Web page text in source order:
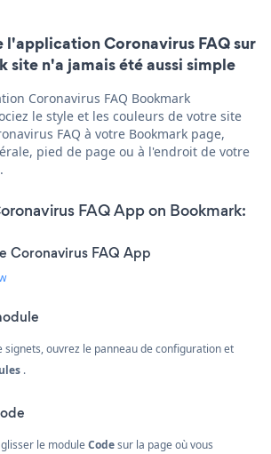
l'application Coronavirus FAQ sur
site n'a jamais été aussi simple
Coronavirus FAQ Bookmark
le style et les couleurs de votre site
FAQ à votre Bookmark page,
pied de page ou à l'endroit de votre
FAQ App on Bookmark:
Coronavirus FAQ App
signets, ouvrez le panneau de configuration et
.
le moduleCodesur la page où vous